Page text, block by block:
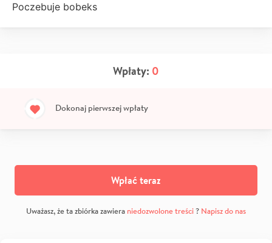
Poczebuje bobeks
Wpłaty: 0
Dokonaj pierwszej wpłaty
Wpłać teraz
Uważasz, że ta zbiórka zawiera niedozwolone treści? Napisz do nas